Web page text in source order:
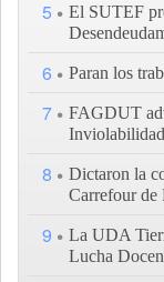
5
El SUTEF
6 Paran los
7
FAGDUT
8
Dictaron la
Carrefour de
9
La UDA
Lucha